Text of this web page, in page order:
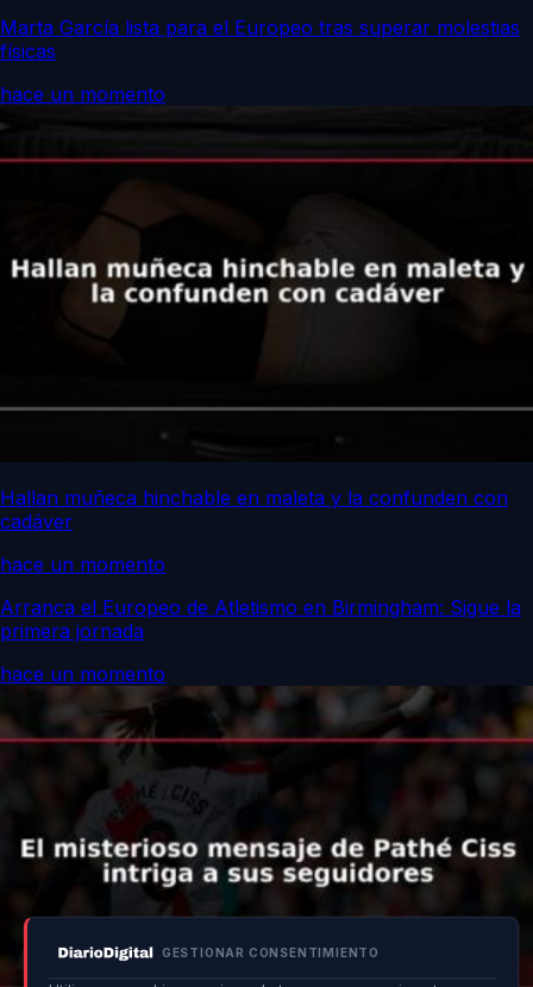
GESTIONAR CONSENTIMIENTO
Marta García lista para el Europeo tras superar molestias
físicas
hace un momento
Hallan muñeca hinchable en maleta y la confunden con
cadáver
hace un momento
Arranca el Europeo de Atletismo en Birmingham: Sigue la
primera jornada
hace un momento